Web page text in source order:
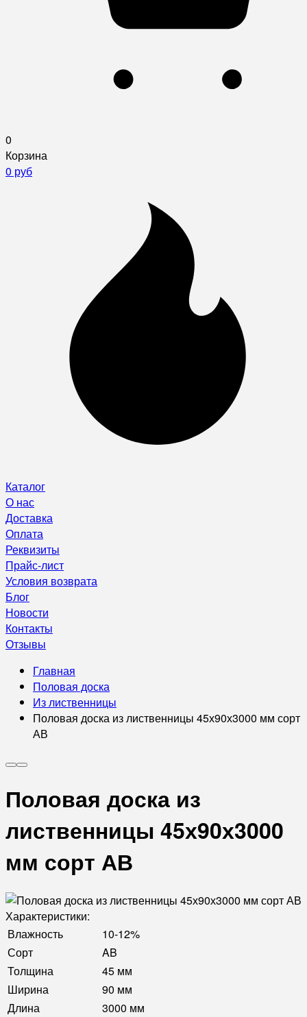
0
Корзина
0 руб
Каталог
О нас
Доставка
Оплата
Реквизиты
Прайс-лист
Условия возврата
Блог
Новости
Контакты
Отзывы
Главная
Половая доска
Из лиственницы
Половая доска из лиственницы 45х90х3000 мм сорт
АВ
Половая доска из
лиственницы 45х90х3000
мм сорт АВ
Характеристики:
Влажность
10-12%
Сорт
AB
Толщина
45 мм
Ширина
90 мм
Длина
3000 мм